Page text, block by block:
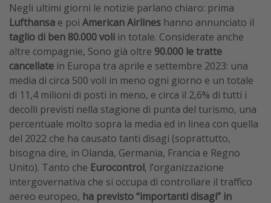
Negli ultimi giorni le notizie parlano chiaro: prima
Lufthansa e poi American Airlines hanno annunciato il
taglio di ben 80.000 voli in totale. Considerate anche
altre compagnie, Sono già oltre 90.000 le tratte
cancellate in Europa tra aprile e settembre 2023: una
media di circa 500 voli in meno ogni giorno e un totale
di 11,4 milioni di posti in meno, e circa il 2,6% di tutti i
decolli previsti nella stagione di punta del turismo, una
percentuale molto sopra la media ed in linea con quella
del 2022 che ha causato tanti disagi (soprattutto,
bisogna dire, in Olanda, Germania, Francia e Regno
Unito). Tanto che Eurocontrol, l’organizzazione
intergovernativa che si occupa di controllare il traffico
aereo europeo, ha previsto “importanti disagi” in